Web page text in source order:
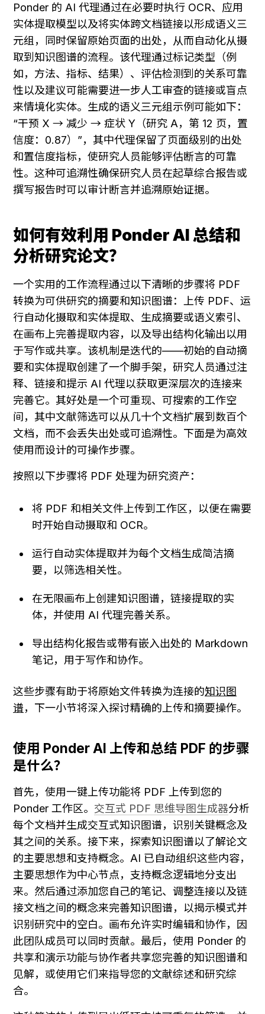
Ponder 的 AI 代理通过在必要时执行 OCR、应用
实体提取模型以及将实体跨文档链接以形成语义三
元组，同时保留原始页面的出处，从而自动化从摄
取到知识图谱的流程。该代理通过标记类型（例
如，方法、指标、结果）、评估检测到的关系可靠
性以及建议可能需要进一步人工审查的链接或盲点
来情境化实体。生成的语义三元组示例可能如下：
“干预 X → 减少 → 症状 Y（研究 A，第 12 页，置
信度：0.87）”，其中代理保留了页面级别的出处
和置信度指标，使研究人员能够评估断言的可靠
性。这种可追溯性确保研究人员在起草综合报告或
撰写报告时可以审计断言并追溯原始证据。
如何有效利用 Ponder AI 总结和
分析研究论文？
一个实用的工作流程通过以下清晰的步骤将 PDF
转换为可供研究的摘要和知识图谱：上传 PDF、运
行自动化摄取和实体提取、生成摘要或语义索引、
在画布上完善提取内容，以及导出结构化输出以用
于写作或共享。该机制是迭代的——初始的自动摘
要和实体提取创建了一个脚手架，研究人员通过注
释、链接和提示 AI 代理以获取更深层次的连接来
完善它。其好处是一个可重现、可搜索的工作空
间，其中文献筛选可以从几十个文档扩展到数百个
文档，而不会丢失出处或可追溯性。下面是为高效
使用而设计的可操作步骤。
按照以下步骤将 PDF 处理为研究资产：
将 PDF 和相关文件上传到工作区，以便在需要
时开始自动摄取和 OCR。
运行自动实体提取并为每个文档生成简洁摘
要，以筛选相关性。
在无限画布上创建知识图谱，链接提取的实
体，并使用 AI 代理完善关系。
导出结构化报告或带有嵌入出处的 Markdown
笔记，用于写作和协作。
这些步骤有助于将原始文件转换为连接的知识图
谱，下一小节将深入探讨精确的上传和摘要操作。
使用 Ponder AI 上传和总结 PDF 的步骤
是什么？
首先，使用一键上传功能将 PDF 上传到您的
Ponder 工作区。 交互式 PDF 思维导图生成器分析
每个文档并生成交互式知识图谱，识别关键概念及
其之间的关系。接下来，探索知识图谱以了解论文
的主要思想和支持概念。AI 已自动组织这些内容，
主要思想作为中心节点，支持概念逻辑地分支出
来。然后通过添加您自己的笔记、调整连接以及链
接文档之间的概念来完善知识图谱，以揭示模式并
识别研究中的空白。画布允许实时编辑和协作，因
此团队成员可以同时贡献。最后，使用 Ponder 的
共享和演示功能与协作者共享您完善的知识图谱和
见解，或使用它们来指导您的文献综述和研究综
合。